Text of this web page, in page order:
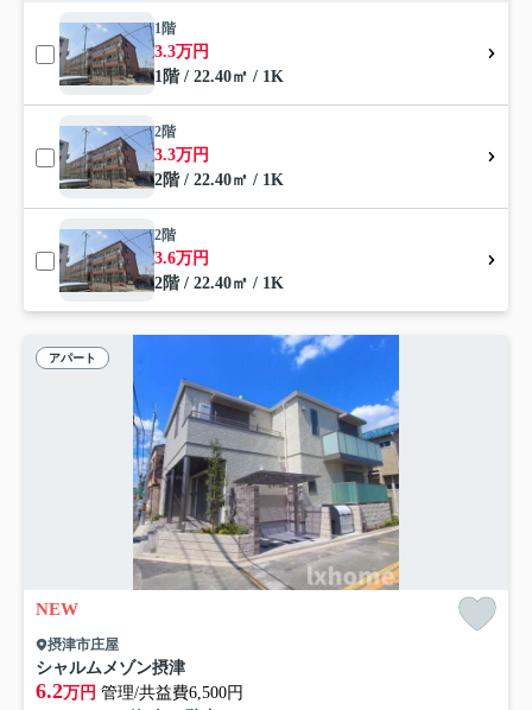
1階
3.3万円
1階 / 22.40㎡ / 1K
2階
3.3万円
2階 / 22.40㎡ / 1K
2階
3.6万円
2階 / 22.40㎡ / 1K
アパート
NEW
摂津市庄屋
シャルムメゾン摂津
6.2万円 管理/共益費6,500円